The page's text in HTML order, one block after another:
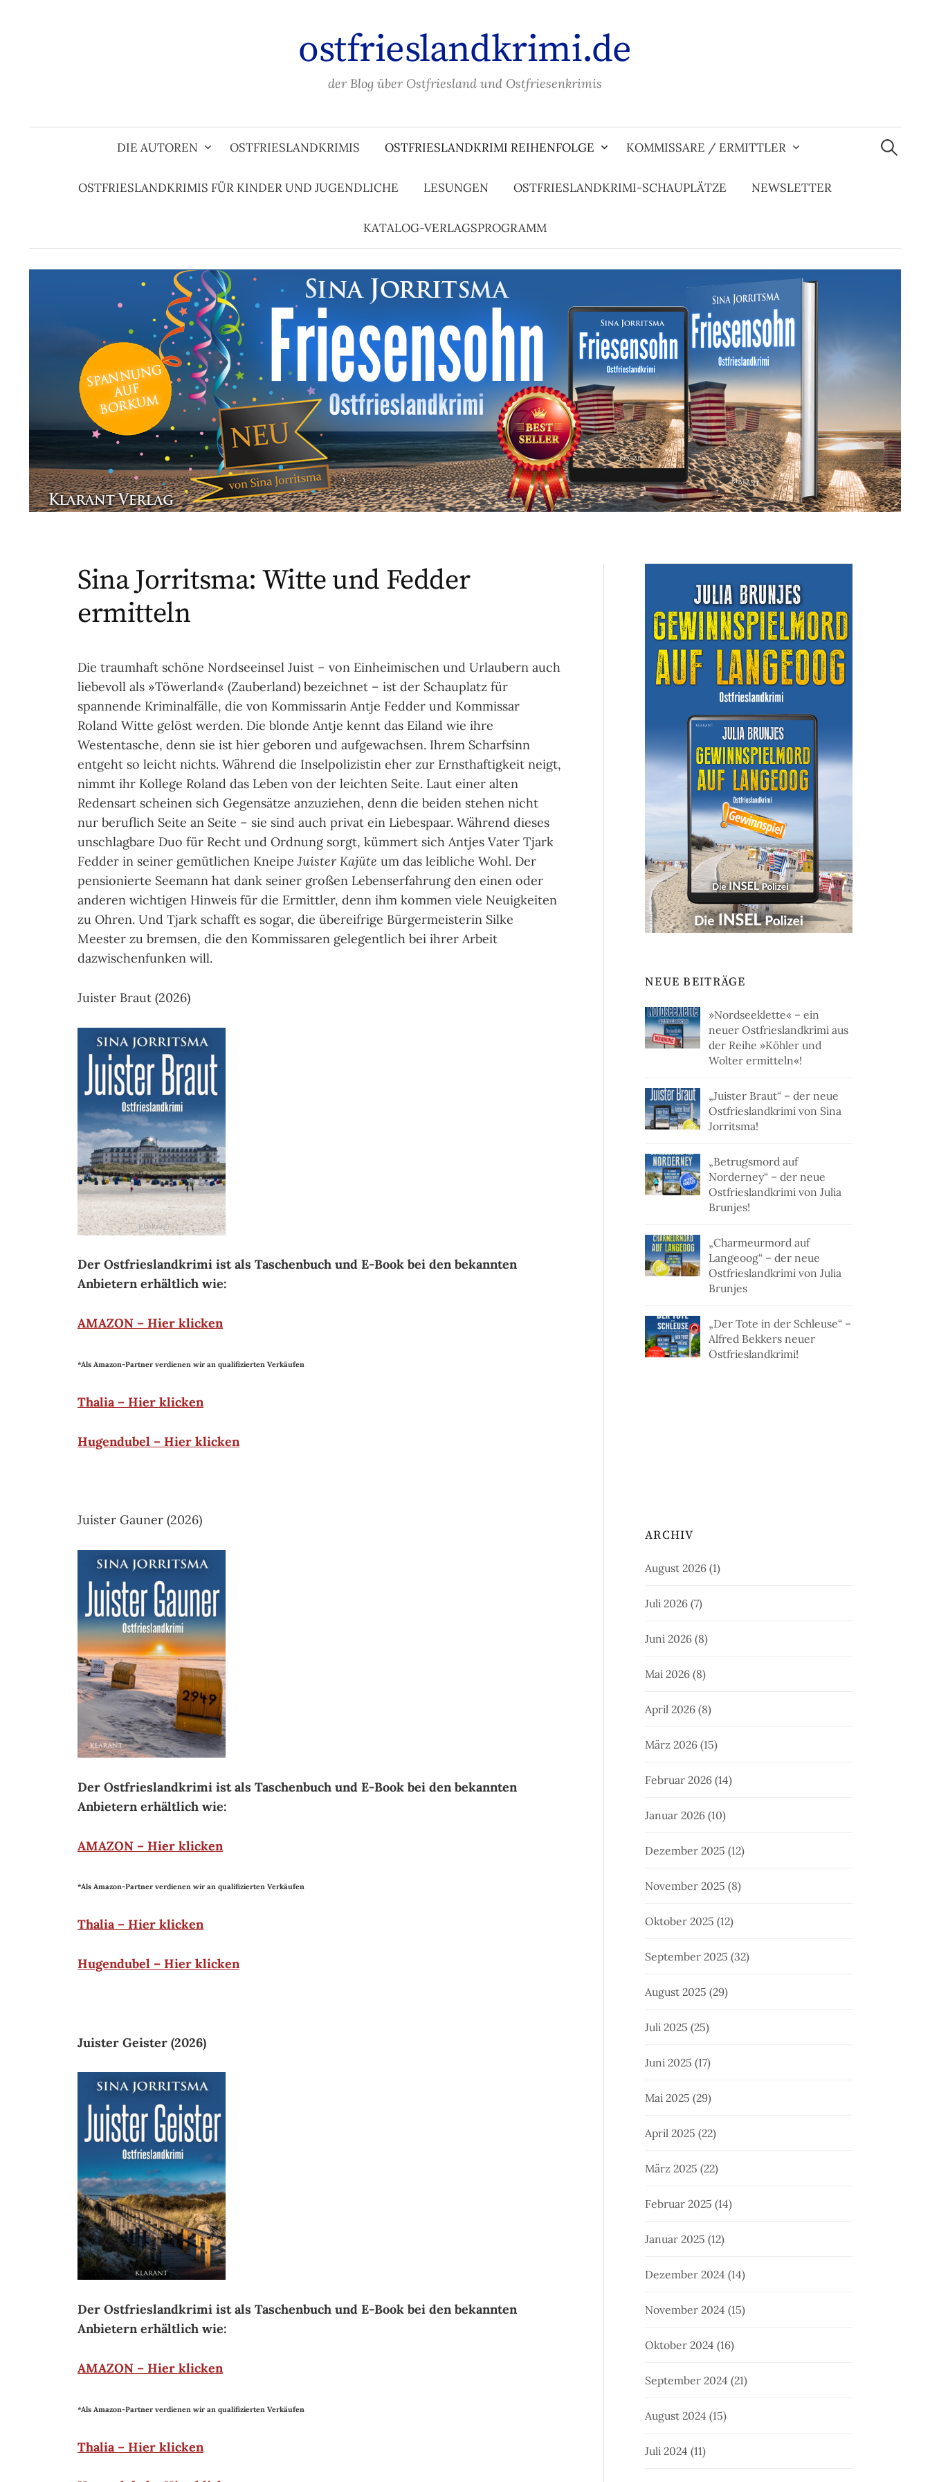
ostfrieslandkrimi.de
der Blog über Ostfriesland und Ostfriesenkrimis
DIE AUTOREN OSTFRIESLANDKRIMIS OSTFRIESLANDKRIMI REIHENFOLGE KOMMISSARE / ERMITTLER
OSTFRIESLANDKRIMIS FÜR KINDER UND JUGENDLICHE LESUNGEN OSTFRIESLANDKRIMI-SCHAUPLÄTZE NEWSLETTER
KATALOG-VERLAGSPROGRAMM
Suchen
nach:
Sina Jorritsma: Witte und Fedder
ermitteln
Die traumhaft schöne Nordseeinsel Juist – von Einheimischen und Urlaubern auch
liebevoll als »Töwerland« (Zauberland) bezeichnet – ist der Schauplatz für
spannende Kriminalfälle, die von Kommissarin Antje Fedder und Kommissar
Roland Witte gelöst werden. Die blonde Antje kennt das Eiland wie ihre
Westentasche, denn sie ist hier geboren und aufgewachsen. Ihrem Scharfsinn
entgeht so leicht nichts. Während die Inselpolizistin eher zur Ernsthaftigkeit neigt,
nimmt ihr Kollege Roland das Leben von der leichten Seite. Laut einer alten
Redensart scheinen sich Gegensätze anzuziehen, denn die beiden stehen nicht
nur beruflich Seite an Seite – sie sind auch privat ein Liebespaar. Während dieses
unschlagbare Duo für Recht und Ordnung sorgt, kümmert sich Antjes Vater Tjark
Fedder in seiner gemütlichen Kneipe Juister Kajüte um das leibliche Wohl. Der
pensionierte Seemann hat dank seiner großen Lebenserfahrung den einen oder
anderen wichtigen Hinweis für die Ermittler, denn ihm kommen viele Neuigkeiten
zu Ohren. Und Tjark schafft es sogar, die übereifrige Bürgermeisterin Silke
Meester zu bremsen, die den Kommissaren gelegentlich bei ihrer Arbeit
dazwischenfunken will.
Juister Braut (2026)
Der Ostfrieslandkrimi ist als Taschenbuch und E-Book bei den bekannten
Anbietern erhältlich wie:
AMAZON – Hier klicken
*Als Amazon-Partner verdienen wir an qualifizierten Verkäufen
Thalia – Hier klicken
Hugendubel – Hier klicken
Juister Gauner (2026)
Der Ostfrieslandkrimi ist als Taschenbuch und E-Book bei den bekannten
Anbietern erhältlich wie:
AMAZON – Hier klicken
*Als Amazon-Partner verdienen wir an qualifizierten Verkäufen
Thalia – Hier klicken
Hugendubel – Hier klicken
Juister Geister (2026)
Der Ostfrieslandkrimi ist als Taschenbuch und E-Book bei den bekannten
Anbietern erhältlich wie:
AMAZON – Hier klicken
*Als Amazon-Partner verdienen wir an qualifizierten Verkäufen
Thalia – Hier klicken
NEUE BEITRÄGE
»Nordseeklette« – ein
neuer Ostfrieslandkrimi aus
der Reihe »Köhler und
Wolter ermitteln«!
„Juister Braut“ – der neue
Ostfrieslandkrimi von Sina
Jorritsma!
„Betrugsmord auf
Norderney“ – der neue
Ostfrieslandkrimi von Julia
Brunjes!
„Charmeurmord auf
Langeoog“ – der neue
Ostfrieslandkrimi von Julia
Brunjes
„Der Tote in der Schleuse“ –
Alfred Bekkers neuer
Ostfrieslandkrimi!
ARCHIV
August 2026 (1)
Juli 2026 (7)
Juni 2026 (8)
Mai 2026 (8)
April 2026 (8)
März 2026 (15)
Februar 2026 (14)
Januar 2026 (10)
Dezember 2025 (12)
November 2025 (8)
Oktober 2025 (12)
September 2025 (32)
August 2025 (29)
Juli 2025 (25)
Juni 2025 (17)
Mai 2025 (29)
April 2025 (22)
März 2025 (22)
Februar 2025 (14)
Januar 2025 (12)
Dezember 2024 (14)
November 2024 (15)
Oktober 2024 (16)
September 2024 (21)
August 2024 (15)
Juli 2024 (11)